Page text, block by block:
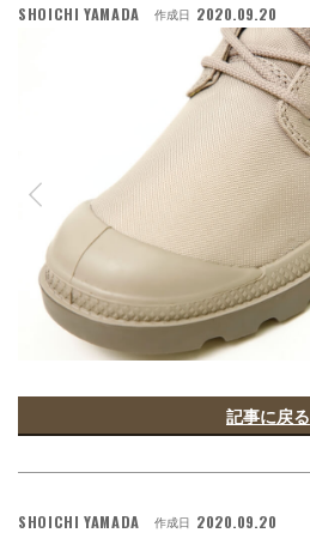
SHOICHI YAMADA 作成日 2020.09.20
記事に戻る
SHOICHI YAMADA 作成日 2020.09.20